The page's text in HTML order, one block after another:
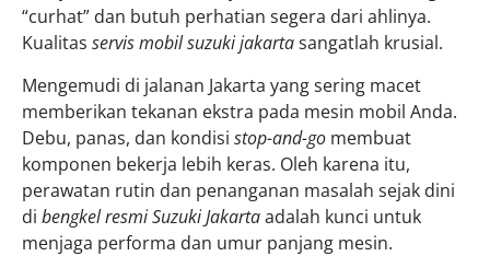
“curhat” dan butuh perhatian segera dari ahlinya.
Kualitas servis mobil suzuki jakartasangatlah krusial.
Mengemudi di jalanan Jakarta yang sering macet
memberikan tekanan ekstra pada mesin mobil Anda.
Debu, panas, dan kondisi stop-and-go membuat
komponen bekerja lebih keras. Oleh karena itu,
perawatan rutin dan penanganan masalah sejak dini
di bengkel resmi Suzuki Jakartaadalah kunci untuk
menjaga performa dan umur panjang mesin.